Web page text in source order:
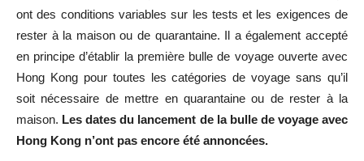
ont des conditions variables sur les tests et les exigences de
rester à la maison ou de quarantaine. Il a également accepté
en principe d’établir la première bulle de voyage ouverte avec
Hong Kong pour toutes les catégories de voyage sans qu’il
soit nécessaire de mettre en quarantaine ou de rester à la
maison. Les dates du lancement de la bulle de voyage avec
Hong Kong n’ont pas encore été annoncées.